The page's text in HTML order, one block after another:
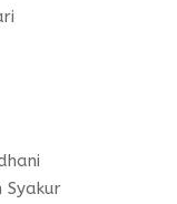
Syakur